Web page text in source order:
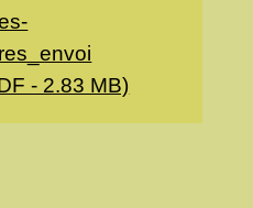
- 2.83 MB)